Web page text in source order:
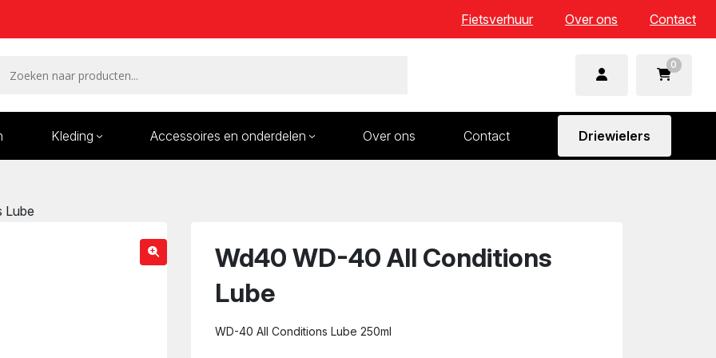
Fietsverhuur Over ons Contact
0
Kleding Accessoires en onderdelen Over ons Contact Driewielers
Lube
Wd40 WD-40 All Conditions
Lube
WD-40 All Conditions Lube 250ml